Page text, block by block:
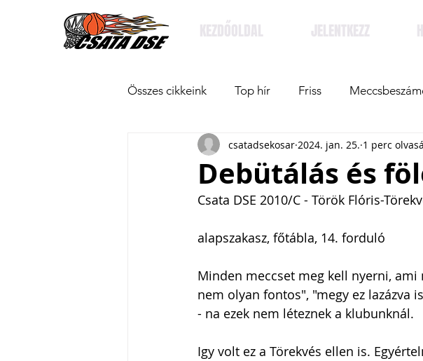
KEZDŐOLDAL JELENTKEZZ
Összes cikkeink Top hír Friss
Debütálás és
csatadsekosar 2024. jan. 25. 1 perc
Csata DSE 2010/C - Török Flóris-
alapszakasz, főtábla, 14. forduló
Minden meccset meg kell nyerni, ami
nem olyan fontos", "megy ez lazázva
- na ezek nem léteznek a klubunknál.
Igy volt ez a Törekvés ellen is.